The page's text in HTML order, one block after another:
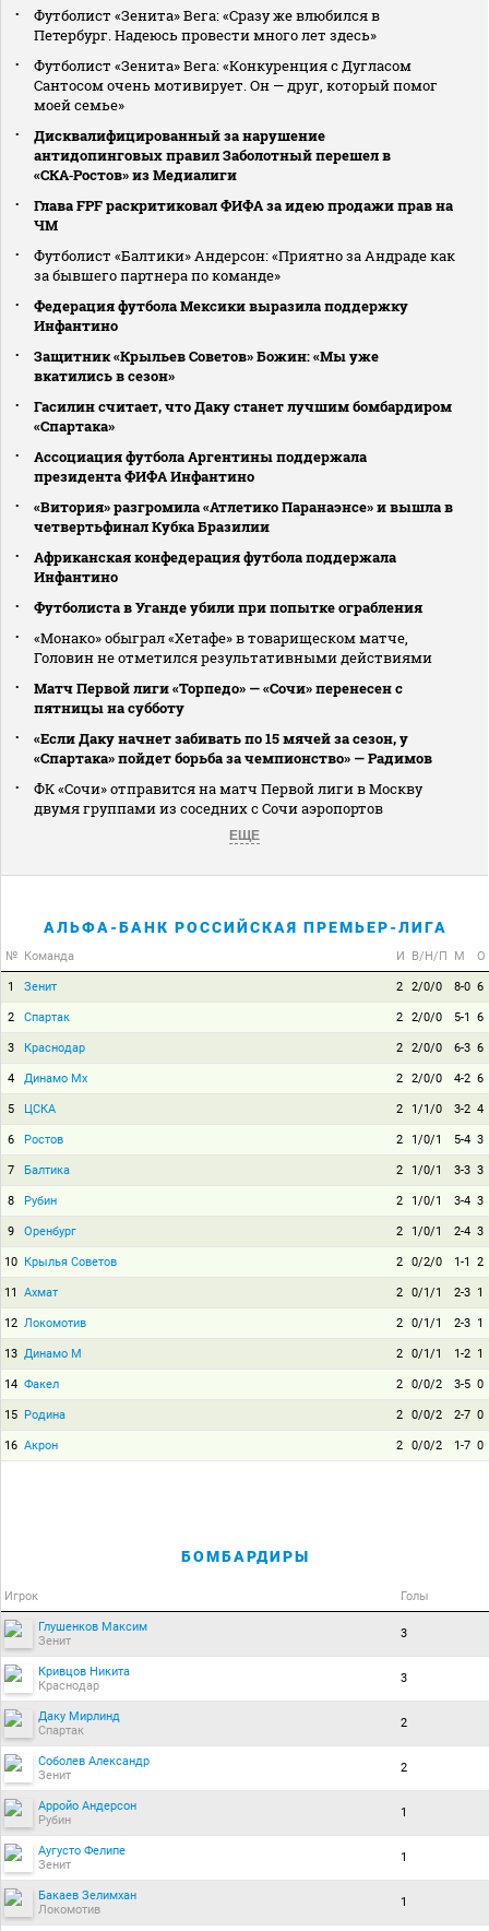
Футболист «Зенита» Вега: «Сразу же влюбился в
Петербург. Надеюсь провести много лет здесь»
Футболист «Зенита» Вега: «Конкуренция с Дугласом
Сантосом очень мотивирует. Он — друг, который помог
моей семье»
Дисквалифицированный за нарушение
антидопинговых правил Заболотный перешел в
«СКА‑Ростов» из Медиалиги
Глава FPF раскритиковал ФИФА за идею продажи прав на
ЧМ
Футболист «Балтики» Андерсон: «Приятно за Андраде как
за бывшего партнера по команде»
Федерация футбола Мексики выразила поддержку
Инфантино
Защитник «Крыльев Советов» Божин: «Мы уже
вкатились в сезон»
Гасилин считает, что Даку станет лучшим бомбардиром
«Спартака»
Ассоциация футбола Аргентины поддержала
президента ФИФА Инфантино
«Витория» разгромила «Атлетико Паранаэнсе» и вышла в
четвертьфинал Кубка Бразилии
Африканская конфедерация футбола поддержала
Инфантино
Футболиста в Уганде убили при попытке ограбления
«Монако» обыграл «Хетафе» в товарищеском матче,
Головин не отметился результативными действиями
Матч Первой лиги «Торпедо» — «Сочи» перенесен с
пятницы на субботу
«Если Даку начнет забивать по 15 мячей за сезон, у
«Спартака» пойдет борьба за чемпионство» — Радимов
ФК «Сочи» отправится на матч Первой лиги в Москву
двумя группами из соседних с Сочи аэропортов
ЕЩЕ
АЛЬФА-БАНК РОССИЙСКАЯ ПРЕМЬЕР-ЛИГА
№ Команда И В/Н/П М О
1 Зенит 2 2/0/0 8-0 6
2 Спартак 2 2/0/0 5-1 6
3 Краснодар 2 2/0/0 6-3 6
4 Динамо Мх 2 2/0/0 4-2 6
5 ЦСКА 2 1/1/0 3-2 4
6 Ростов 2 1/0/1 5-4 3
7 Балтика 2 1/0/1 3-3 3
8 Рубин 2 1/0/1 3-4 3
9 Оренбург 2 1/0/1 2-4 3
10 Крылья Советов 2 0/2/0 1-1 2
11 Ахмат 2 0/1/1 2-3 1
12 Локомотив 2 0/1/1 2-3 1
13 Динамо М 2 0/1/1 1-2 1
14 Факел 2 0/0/2 3-5 0
15 Родина 2 0/0/2 2-7 0
16 Акрон 2 0/0/2 1-7 0
БОМБАРДИРЫ
Игрок Голы
Глушенков Максим
Зенит
3
Кривцов Никита
Краснодар
3
Даку Мирлинд
Спартак
2
Соболев Александр
Зенит
2
Арройо Андерсон
Рубин
1
Аугусто Фелипе
Зенит
1
Бакаев Зелимхан
Локомотив
1